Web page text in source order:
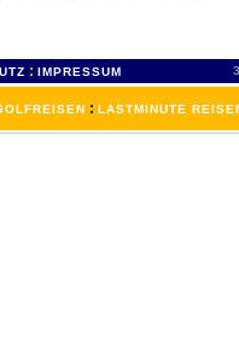
: IMPRESSUM
: LASTMINUTE